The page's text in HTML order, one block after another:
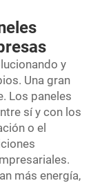
y
Una gran
Los paneles
sí y con los
o el
más energía,